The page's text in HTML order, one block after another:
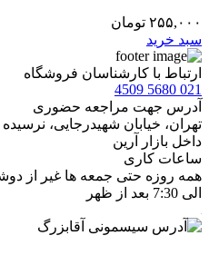
۲۵۵,۰۰۰ تومان
سبد خرید
ارتباط با کارشناسان فروشگاه
021 5680 4509
آدرس جهت مراجعه حضوری
تهران، خيابان شهيدرجايى،
داخل بازار آرین
ساعات کاری
الی 7:30 بعد از ظهر